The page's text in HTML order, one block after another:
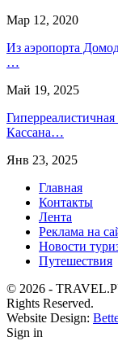
Мар 12, 2020
Из аэропорта
…
Май 19, 2025
Кассана…
Янв 23, 2025
Главная
Контакты
Лента
Реклама на
Новости
Путешествия
© 2026 -
Rights Reserved.
Website Design:
Sign in